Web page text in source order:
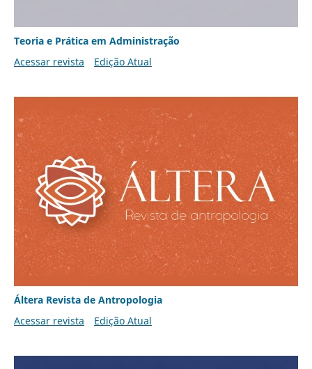
Teoria e Prática em Administração
Acessar revista
Edição Atual
Áltera Revista de Antropologia
Acessar revista
Edição Atual